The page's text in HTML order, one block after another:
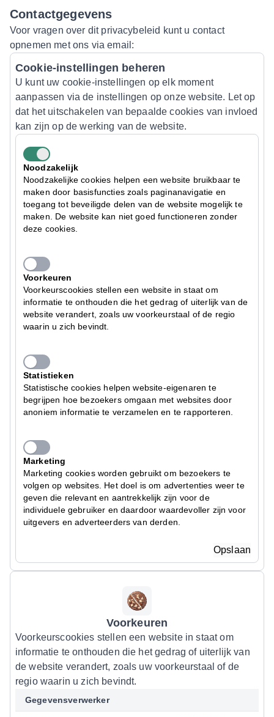
Contactgegevens
Voor vragen over dit privacybeleid kunt u contact
opnemen met ons via email:
Cookie-instellingen beheren
U kunt uw cookie-instellingen op elk moment
aanpassen via de instellingen op onze website. Let op
dat het uitschakelen van bepaalde cookies van invloed
kan zijn op de werking van de website.
Noodzakelijk
Noodzakelijke cookies helpen een website bruikbaar te
maken door basisfuncties zoals paginanavigatie en
toegang tot beveiligde delen van de website mogelijk te
maken. De website kan niet goed functioneren zonder
deze cookies.
Voorkeuren
Voorkeurscookies stellen een website in staat om
informatie te onthouden die het gedrag of uiterlijk van de
website verandert, zoals uw voorkeurstaal of de regio
waarin u zich bevindt.
Statistieken
Statistische cookies helpen website-eigenaren te
begrijpen hoe bezoekers omgaan met websites door
anoniem informatie te verzamelen en te rapporteren.
Marketing
Marketing cookies worden gebruikt om bezoekers te
volgen op websites. Het doel is om advertenties weer te
geven die relevant en aantrekkelijk zijn voor de
individuele gebruiker en daardoor waardevoller zijn voor
uitgevers en adverteerders van derden.
Opslaan
Voorkeuren
Voorkeurscookies stellen een website in staat om
informatie te onthouden die het gedrag of uiterlijk van
de website verandert, zoals uw voorkeurstaal of de
regio waarin u zich bevindt.
Gegevensverwerker